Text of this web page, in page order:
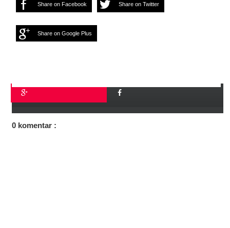
Share on Facebook Share on Twitter
Share on Google Plus
0 komentar :